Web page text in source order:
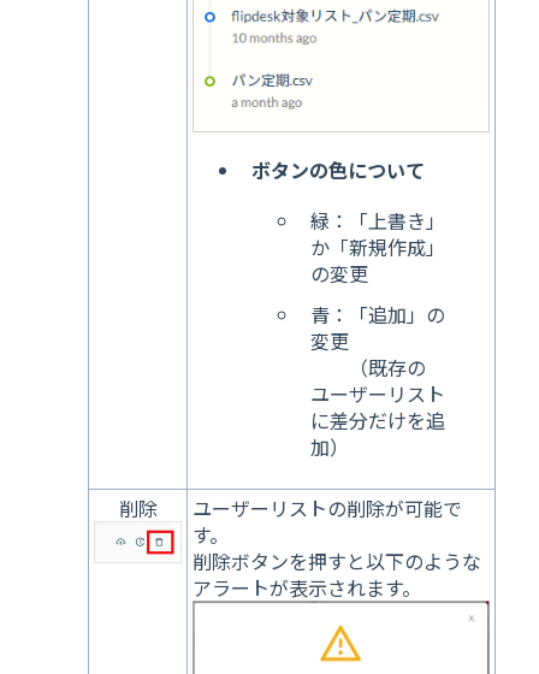
ボタンの色について
緑：「上書き」
か「新規作成」
の変更
青：「追加」の
変更
（既存の
ユーザーリスト
に差分だけを追
加）
削除
ユーザーリストの削除が可能で
す。
削除ボタンを押すと以下のような
アラートが表示されます。